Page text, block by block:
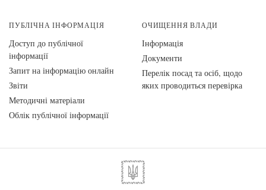
ПУБЛІЧНА ІНФОРМАЦІЯ
Доступ до публічної
інформації
Запит на інформацію онлайн
Звіти
Методичні матеріали
Облік публічної інформації
ОЧИЩЕННЯ ВЛАДИ
Інформація
Документи
Перелік посад та осіб, щодо
яких проводиться перевірка